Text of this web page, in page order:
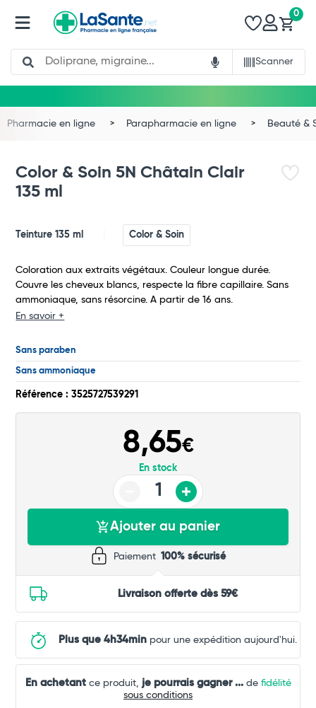
Search
Scanner
0
Total
Commander
Pharmacie en ligne Parapharmacie en ligne Beauté &
Color & Soin 5N Châtain Clair
135 ml
Teinture 135 ml Color & Soin
Coloration aux extraits végétaux. Couleur longue durée.
Couvre les cheveux blancs, respecte la fibre capillaire. Sans
ammoniaque, sans résorcine. A partir de 16 ans.
En savoir +
Sans paraben
Sans ammoniaque
Référence : 3525727539291
8,65€
En stock
Ajouter au panier
Paiement 100% sécurisé
Livraison offerte dès 59€
Plus que 4h34min pour une expédition aujourd'hui.
En achetantce produit, je pourrais gagner ...de fidélité
sous conditions